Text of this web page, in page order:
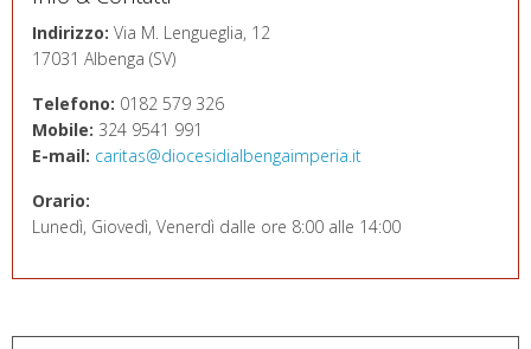
Indirizzo: Via M. Lengueglia, 12
17031 Albenga (SV)
Telefono: 0182 579 326
Mobile: 324 9541 991
E-mail: caritas@diocesidialbengaimperia.it
Orario:
Lunedì, Giovedì, Venerdì dalle ore 8:00 alle 14:00